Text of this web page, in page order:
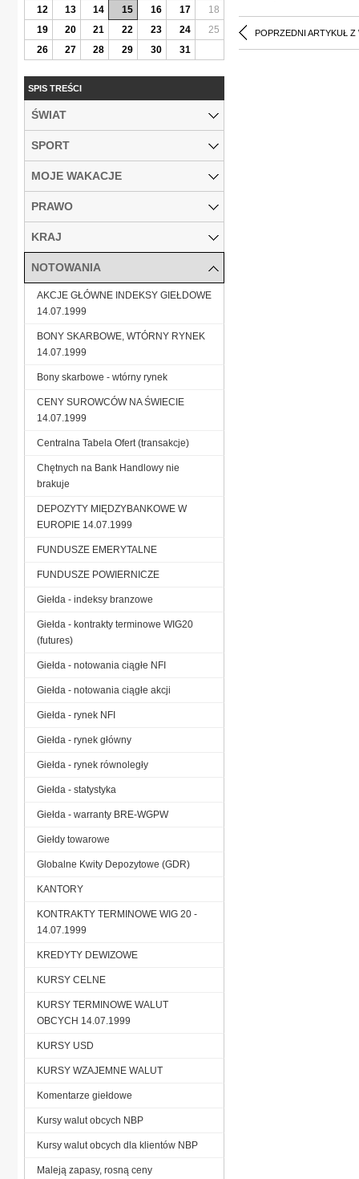
POPRZEDNI ARTYKUŁ Z
12
13 14 15 16 17
18
19
20 21 22 23 24
25
26
27 28 29 30 31
SPIS TREŚCI
ŚWIAT
SPORT
MOJE WAKACJE
PRAWO
KRAJ
NOTOWANIA
AKCJE GŁÓWNE INDEKSY GIEŁDOWE
14.07.1999
BONY SKARBOWE, WTÓRNY RYNEK
14.07.1999
Bony skarbowe - wtórny rynek
CENY SUROWCÓW NA ŚWIECIE
14.07.1999
Centralna Tabela Ofert (transakcje)
Chętnych na Bank Handlowy nie
brakuje
DEPOZYTY MIĘDZYBANKOWE W
EUROPIE 14.07.1999
FUNDUSZE EMERYTALNE
FUNDUSZE POWIERNICZE
Giełda - indeksy branzowe
Giełda - kontrakty terminowe WIG20
(futures)
Giełda - notowania ciągłe NFI
Giełda - notowania ciągłe akcji
Giełda - rynek NFI
Giełda - rynek główny
Giełda - rynek równoległy
Giełda - statystyka
Giełda - warranty BRE-WGPW
Giełdy towarowe
Globalne Kwity Depozytowe (GDR)
KANTORY
KONTRAKTY TERMINOWE WIG 20 -
14.07.1999
KREDYTY DEWIZOWE
KURSY CELNE
KURSY TERMINOWE WALUT
OBCYCH 14.07.1999
KURSY USD
KURSY WZAJEMNE WALUT
Komentarze giełdowe
Kursy walut obcych NBP
Kursy walut obcych dla klientów NBP
Maleją zapasy, rosną ceny